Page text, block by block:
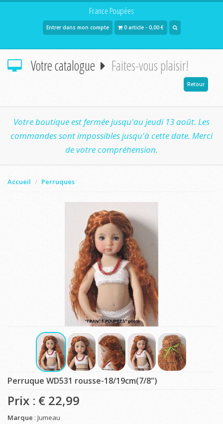
France Poupées
Entrer dans mon compte 0 article - 0,00 €
Votre catalogue Faites-vous plaisir!
Retour
Votre boutique est fermée jusqu'au jeudi 13 août. Les
commandes sont impossibles jusqu'à cette date. Merci
de votre compréhension.
Accueil Perruques
Perruque WD531 rousse-18/19cm(7/8")
Prix : € 22,99
Marque : Jumeau